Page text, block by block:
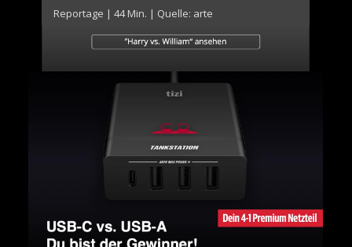
Reportage | 44 Min. | Quelle: arte